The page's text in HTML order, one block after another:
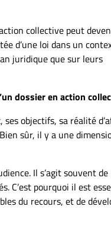
collective peut
d’une loi dans un
juridique que sur leurs
dossier en action
objectifs, sa réalité
sûr, il y a une
Il s’agit souvent de
C’est pourquoi il est
du recours, et de